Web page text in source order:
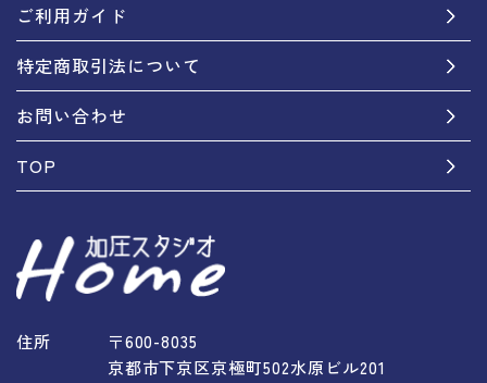
ご利用ガイド
特定商取引法について
お問い合わせ
TOP
住所
〒600-8035
京都市下京区京極町502水原ビル201